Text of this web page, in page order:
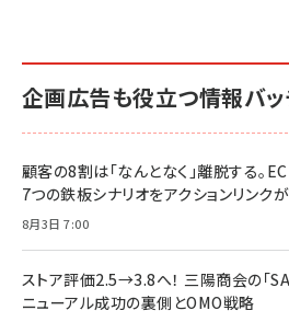
企画広告も役立つ情報バッ
顧客の8割は「なんとなく」離脱する。
7つの鉄板シナリオをアクションリンク
8月3日 7:00
ストア評価2.5→3.8へ！ 三陽商会の「
ニューアル成功の裏側とOMO戦略